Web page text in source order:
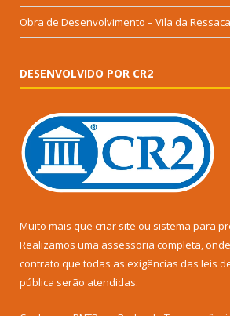
Obra de Desenvolvimento – Vila da Ressaca
DESENVOLVIDO POR CR2
Muito mais que criar site ou sistema para
Realizamos uma assessoria completa,
contrato que todas as exigências das leis
pública serão atendidas.